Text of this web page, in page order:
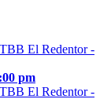
pm